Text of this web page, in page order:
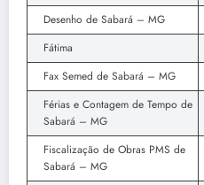
Desenho de Sabará – MG
Fátima
Fax Semed de Sabará – MG
Férias e Contagem de Tempo de
Sabará – MG
Fiscalização de Obras PMS de
Sabará – MG